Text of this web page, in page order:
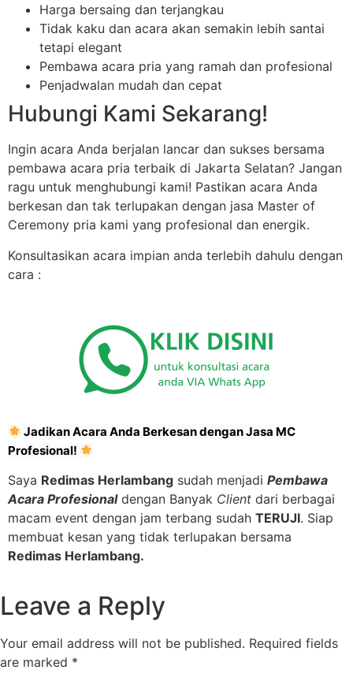
Harga bersaing dan terjangkau
Tidak kaku dan acara akan semakin lebih santai
tetapi elegant
Pembawa acara pria yang ramah dan profesional
Penjadwalan mudah dan cepat
Hubungi Kami Sekarang!
Ingin acara Anda berjalan lancar dan sukses bersama
pembawa acara pria terbaik di Jakarta Selatan? Jangan
ragu untuk menghubungi kami! Pastikan acara Anda
berkesan dan tak terlupakan dengan jasa Master of
Ceremony pria kami yang profesional dan energik.
Konsultasikan acara impian anda terlebih dahulu dengan
cara :
Jadikan Acara Anda Berkesan dengan Jasa MC
Profesional!
Saya Redimas Herlambang sudah menjadi Pembawa
Acara Profesionaldengan Banyak Client dari berbagai
macam event dengan jam terbang sudah TERUJI. Siap
membuat kesan yang tidak terlupakan bersama
Redimas Herlambang.
Leave a Reply
Your email address will not be published. Required fields
are marked *